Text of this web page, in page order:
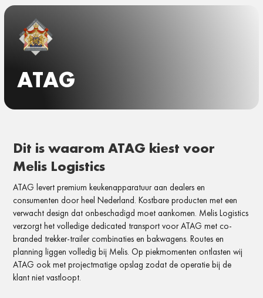
ATAG
Dit is waarom ATAG kiest voor
Melis Logistics
ATAG levert premium keukenapparatuur aan dealers en
consumenten door heel Nederland. Kostbare producten met een
verwacht design dat onbeschadigd moet aankomen. Melis Logistics
verzorgt het volledige dedicated transport voor ATAG met co-
branded trekker-trailer combinaties en bakwagens. Routes en
planning liggen volledig bij Melis. Op piekmomenten ontlasten wij
ATAG ook met projectmatige opslag zodat de operatie bij de
klant niet vastloopt.